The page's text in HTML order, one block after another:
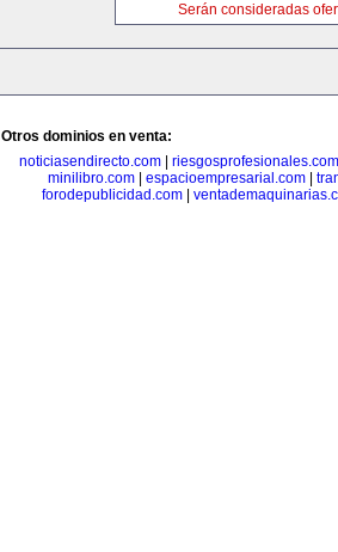
Serán consideradas
Otros dominios en venta:
noticiasendirecto.com
riesgosprofesionales.com
minilibro.com| espacioempresarial.com|
forodepublicidad.com|